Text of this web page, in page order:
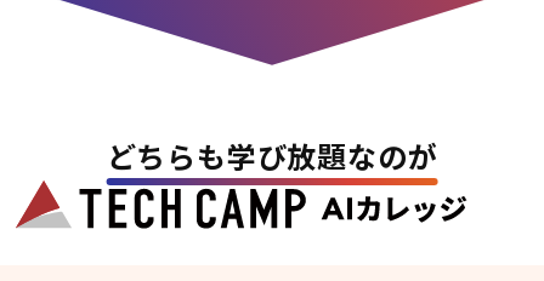
どちらも学び放題なのが